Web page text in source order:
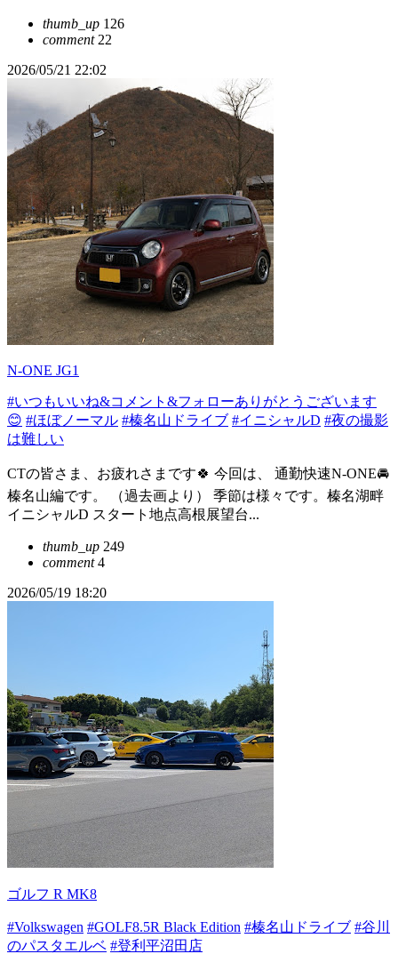
thumb_up 126
comment22
2026/05/21 22:02
N-ONE JG1
#いつもいいね&コメント&フォローありがとうございます
😊 #ほぼノーマル #榛名山ドライブ #イニシャルD #夜の撮影
は難しい
CTの皆さま、お疲れさまです🍀 今回は、 通勤快速N-ONE🚘
榛名山編です。 （過去画より） 季節は様々です。榛名湖畔
イニシャルD スタート地点高根展望台...
thumb_up 249
comment4
2026/05/19 18:20
ゴルフ R MK8
#Volkswagen #GOLF8.5R Black Edition #榛名山ドライブ #谷川
のパスタエルベ #登利平沼田店